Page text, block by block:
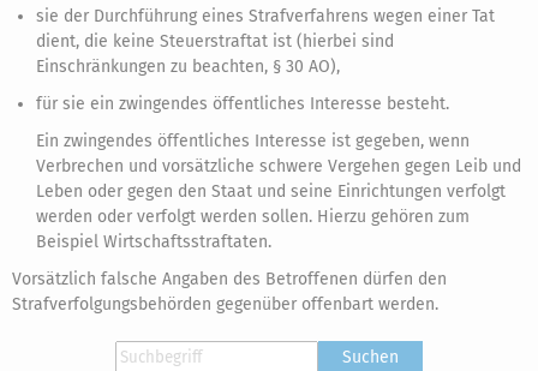
sie der Durchführung eines Strafverfahrens wegen einer Tat
dient, die keine Steuerstraftat ist (hierbei sind
Einschränkungen zu beachten, § 30 AO),
für sie ein zwingendes öffentliches Interesse besteht.
Ein zwingendes öffentliches Interesse ist gegeben, wenn
Verbrechen und vorsätzliche schwere Vergehen gegen Leib und
Leben oder gegen den Staat und seine Einrichtungen verfolgt
werden oder verfolgt werden sollen. Hierzu gehören zum
Beispiel Wirtschaftsstraftaten.
Vorsätzlich falsche Angaben des Betroffenen dürfen den
Strafverfolgungsbehörden gegenüber offenbart werden.
Suchen